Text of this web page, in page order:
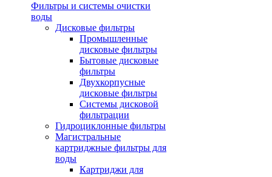
Фильтры и системы очистки
воды
Дисковые фильтры
Промышленные
дисковые фильтры
Бытовые дисковые
фильтры
Двухкорпусные
дисковые фильтры
Системы дисковой
фильтрации
Гидроциклонные фильтры
Магистральные
картриджные фильтры для
воды
Картриджи для